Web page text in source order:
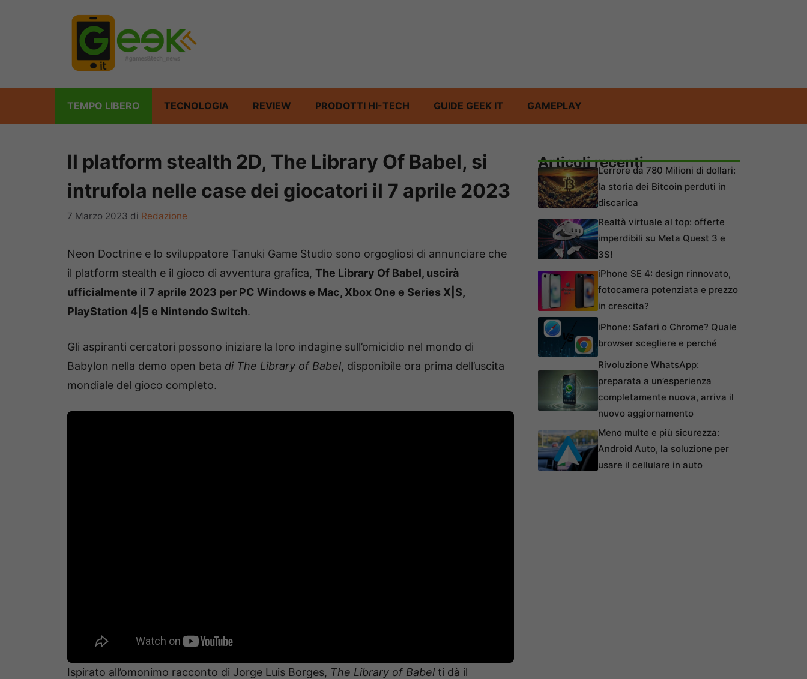
TEMPO LIBERO TECNOLOGIA REVIEW PRODOTTI HI-TECH GUIDE GEEK IT GAMEPLAY
Il platform stealth 2D, The Library Of Babel, si
intrufola nelle case dei giocatori il 7 aprile 2023
7 Marzo 2023 di Redazione
Neon Doctrine e lo sviluppatore Tanuki Game Studio sono orgogliosi di annunciare che
il platform stealth e il gioco di avventura grafica, The Library Of Babel, uscirà
ufficialmente il 7 aprile 2023 per PC Windows e Mac, Xbox One e Series X|S,
PlayStation 4|5 e Nintendo Switch.
Gli aspiranti cercatori possono iniziare la loro indagine sull’omicidio nel mondo di
Babylon nella demo open beta di The Library of Babel, disponibile ora prima dell’uscita
mondiale del gioco completo.
Ispirato all’omonimo racconto di Jorge Luis Borges, The Library of Babel ti dà il
Articoli recentiL’errore da 780 Milioni di dollari:
la storia dei Bitcoin perduti in
discarica
Realtà virtuale al top: offerte
imperdibili su Meta Quest 3 e
3S!
iPhone SE 4: design rinnovato,
fotocamera potenziata e prezzo
in crescita?
iPhone: Safari o Chrome? Quale
browser scegliere e perché
Rivoluzione WhatsApp:
preparata a un’esperienza
completamente nuova, arriva il
nuovo aggiornamento
Meno multe e più sicurezza:
Android Auto, la soluzione per
usare il cellulare in auto